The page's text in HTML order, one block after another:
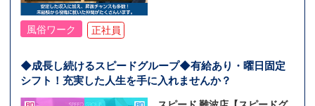
風俗ワーク 正社員
◆成長し続けるスピードグループ◆有給あり・曜日固定
シフト！充実した人生を手に入れませんか？